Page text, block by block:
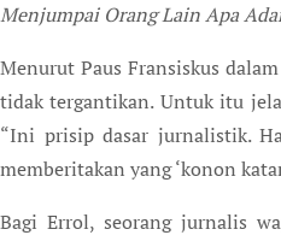
Menjumpai Orang Lain Apa
Menurut Paus Fransiskus
tidak tergantikan. Untuk itu
“Ini prisip dasar jurnalistik.
memberitakan yang ‘konon
Bagi Errol, seorang jurnalis